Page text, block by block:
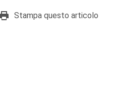
Stampa questo articolo